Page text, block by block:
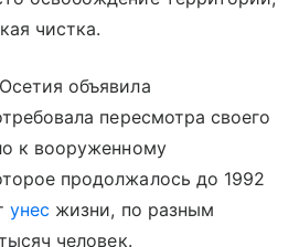
чистка.
объявила
пересмотра своего
к вооруженному
продолжалось до 1992
унес жизни, по разным
человек.